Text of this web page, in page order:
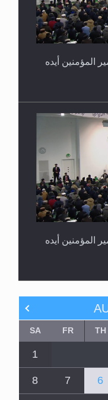
المؤمنين أيده
المؤمنين أيده
TH
FR
SA
1
6
7
8